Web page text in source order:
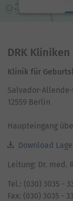
DRK
Klinik für
Salvador-Allende-
12559 Berlin
Haupteingang
Download
Leitung: Dr. med.
Tel.: (030) 3035 -
Fax: (030) 3035 -